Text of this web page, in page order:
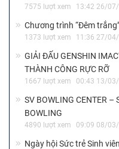
7575 lượt xem 13:42 26/
Chương trình “Đêm
1373 lượt xem 11:36 27/
GIẢI ĐẤU GENSHIN
THÀNH CÔNG RỰC RỠ
1667 lượt xem 00:43 13/
SV BOWLING CENTER –
BOWLING
4890 lượt xem 09:09 08/
Ngày hội Sức trẻ Sinh